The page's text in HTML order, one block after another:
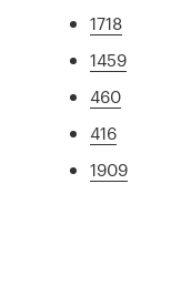
1718
1459
460
416
1909